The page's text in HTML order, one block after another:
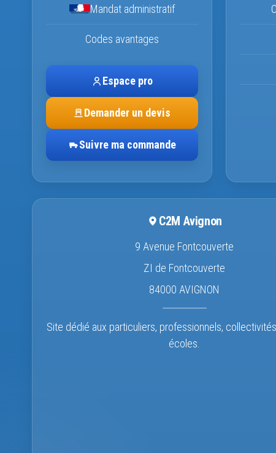
Mandat administratif
Codes avantages
Espace pro
Demander un devis
Suivre ma commande
C2M Avignon
9 Avenue Fontcouverte
ZI de Fontcouverte
84000 AVIGNON
Site dédié aux particuliers, professionnels,
écoles.